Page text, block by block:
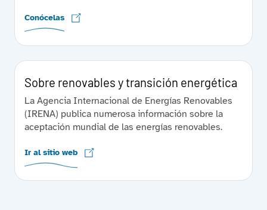
Conócelas
Sobre renovables y transición energética
La Agencia Internacional de Energías Renovables
(IRENA) publica numerosa información sobre la
aceptación mundial de las energías renovables.
Ir al sitio web